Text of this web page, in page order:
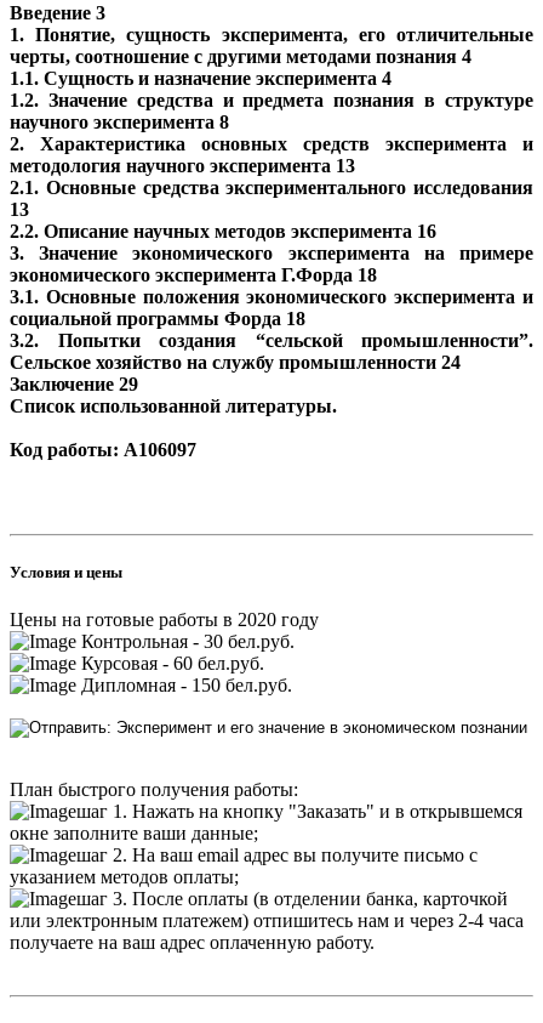
Введение 3
1. Понятие, сущность эксперимента, его отличительные
черты, соотношение с другими методами познания 4
1.1. Сущность и назначение эксперимента 4
1.2. Значение средства и предмета познания в структуре
научного эксперимента 8
2. Характеристика основных средств эксперимента и
методология научного эксперимента 13
2.1. Основные средства экспериментального исследования
13
2.2. Описание научных методов эксперимента 16
3. Значение экономического эксперимента на примере
экономического эксперимента Г.Форда 18
3.1. Основные положения экономического эксперимента и
социальной программы Форда 18
3.2. Попытки создания “сельской промышленности”.
Сельское хозяйство на службу промышленности 24
Заключение 29
Список использованной литературы.
Код работы: А106097
Условия и цены
Цены на готовые работы в 2020 году
Контрольная - 30 бел.руб.
Курсовая - 60 бел.руб.
Дипломная - 150 бел.руб.
План быстрого получения работы:
шаг 1. Нажать на кнопку "Заказать" и в открывшемся
окне заполните ваши данные;
шаг 2. На ваш email адрес вы получите письмо с
указанием методов оплаты;
шаг 3. После оплаты (в отделении банка, карточкой
или электронным платежем) отпишитесь нам и через 2-4 часа
получаете на ваш адрес оплаченную работу.